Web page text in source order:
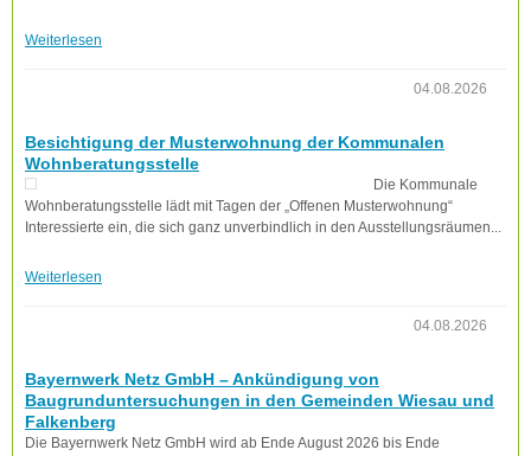
Weiterlesen
04.08.2026
Besichtigung der Musterwohnung der Kommunalen
Wohnberatungsstelle
Die Kommunale
Wohnberatungsstelle lädt mit Tagen der „Offenen Musterwohnung“
Interessierte ein, die sich ganz unverbindlich in den Ausstellungsräumen...
Weiterlesen
04.08.2026
Bayernwerk Netz GmbH – Ankündigung von
Baugrunduntersuchungen in den Gemeinden Wiesau und
Falkenberg
Die Bayernwerk Netz GmbH wird ab Ende August 2026 bis Ende